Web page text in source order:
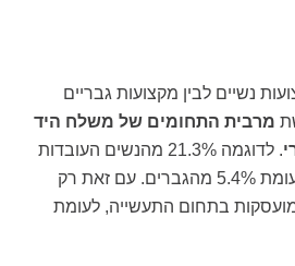
נשיים לבין מקצועות גבריים
מרבית התחומים של משלח היד
. לדוגמה 21.3% מהנשים העובדות
עוסקות בתחום החינוך לעומת 5.4% מהגברים. עם זאת רק
מועסקות בתחום התעשייה, לעומת